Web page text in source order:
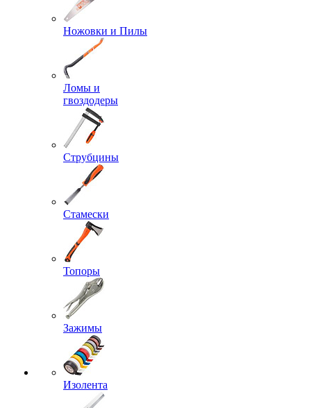
Ножовки и Пилы
Ломы и
гвоздодеры
Струбцины
Стамески
Топоры
Зажимы
Изолента